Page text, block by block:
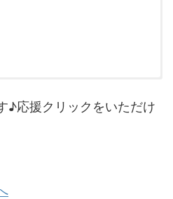
ジットカードとしても非常に使い
♪応援クリックをいただけ